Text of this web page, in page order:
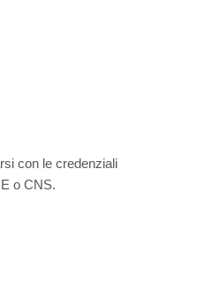
con le credenziali
o CNS.